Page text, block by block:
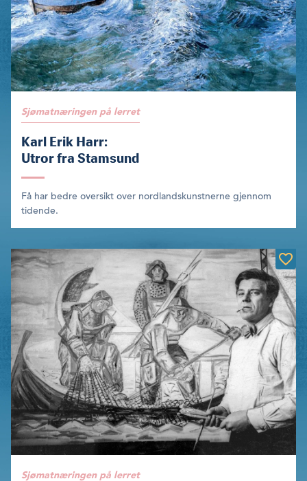
Sjømatnæringen på lerret
Karl Erik Harr:
Utror fra Stamsund
Få har bedre oversikt over nordlandskunstnerne gjennom
tidende.
Sjømatnæringen på lerret